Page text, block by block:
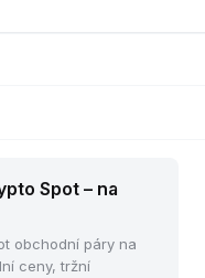
Spot – na
obchodní páry na
ceny, tržní